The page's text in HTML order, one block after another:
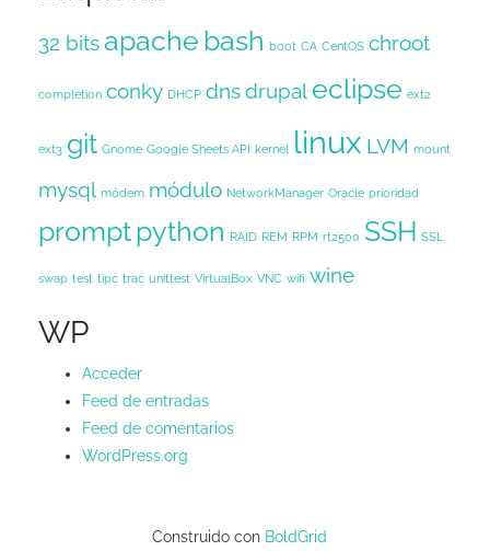
32 bitsapache bash boot CA CentOS chroot
completion conky DHCP dnsdrupal eclipse ext2
ext3 git Gnome Google Sheets API kernel linux LVM mount
mysql módem módulo NetworkManager Oracle prioridad
promptpython RAID REM RPM rt2500 SSH SSL
swap test tipc trac unittest VirtualBox VNC wifi wine
WP
Acceder
Feed de entradas
Feed de comentarios
WordPress.org
Construido con BoldGrid